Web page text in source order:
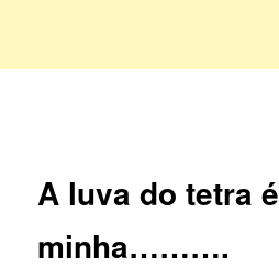
A luva do tetra é
minha……….